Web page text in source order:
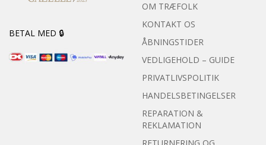
BETAL MED 🔒
OM TRÆFOLK
KONTAKT OS
ÅBNINGSTIDER
VEDLIGEHOLD – GUIDE
PRIVATLIVSPOLITIK
HANDELSBETINGELSER
REPARATION &
REKLAMATION